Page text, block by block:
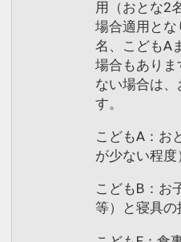
用（おとな2
場合適用とな
名、こどもA
場合もあり
ない場合は、
す。
こどもA：お
が少ない程
こどもB：お
等）と寝具の